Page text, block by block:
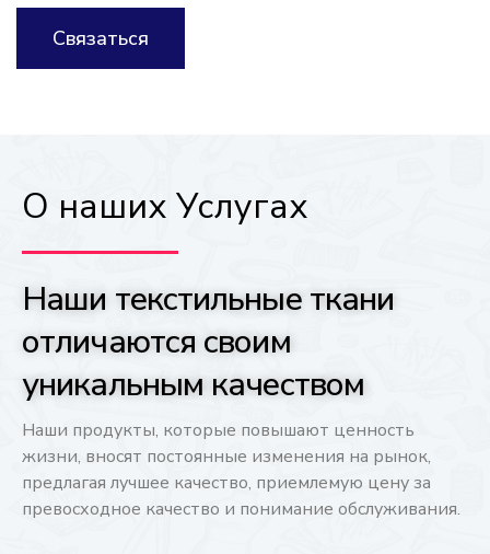
Связаться
О наших Услугах
Наши текстильные ткани
отличаются своим
уникальным качеством
Наши продукты, которые повышают ценность
жизни, вносят постоянные изменения на рынок,
предлагая лучшее качество, приемлемую цену за
превосходное качество и понимание обслуживания.